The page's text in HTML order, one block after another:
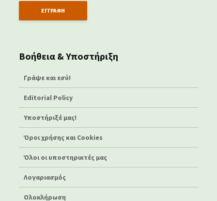
Βοήθεια & Υποστήριξη
Γράψε και εσύ!
Editorial Policy
Υποστήριξέ μας!
Όροι χρήσης και Cookies
Όλοι οι υποστηρικτές μας
Λογαριασμός
Ολοκλήρωση